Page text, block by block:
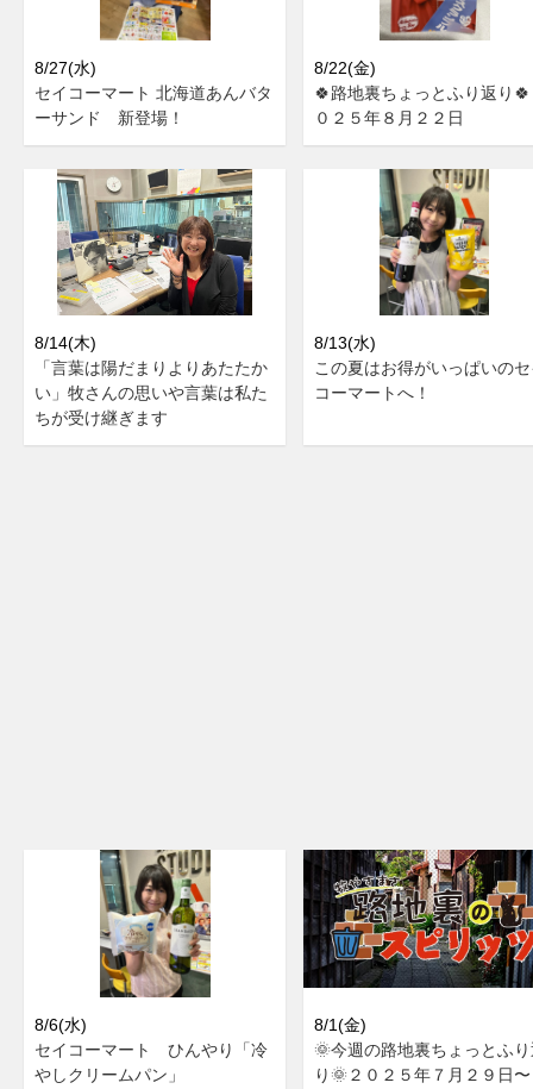
8/27(水)
セイコーマート 北海道あんバタ
ーサンド 新登場！
8/22(金)
🍀路地裏ちょっとふり返り
０２５年８月２２日
8/14(木)
「言葉は陽だまりよりあたたか
い」牧さんの思いや言葉は私た
ちが受け継ぎます
8/13(水)
この夏はお得がいっぱいの
コーマートへ！
8/6(水)
セイコーマート ひんやり「冷
やしクリームパン」
8/1(金)
🌞今週の路地裏ちょっとふ
り🌞２０２５年７月２９日